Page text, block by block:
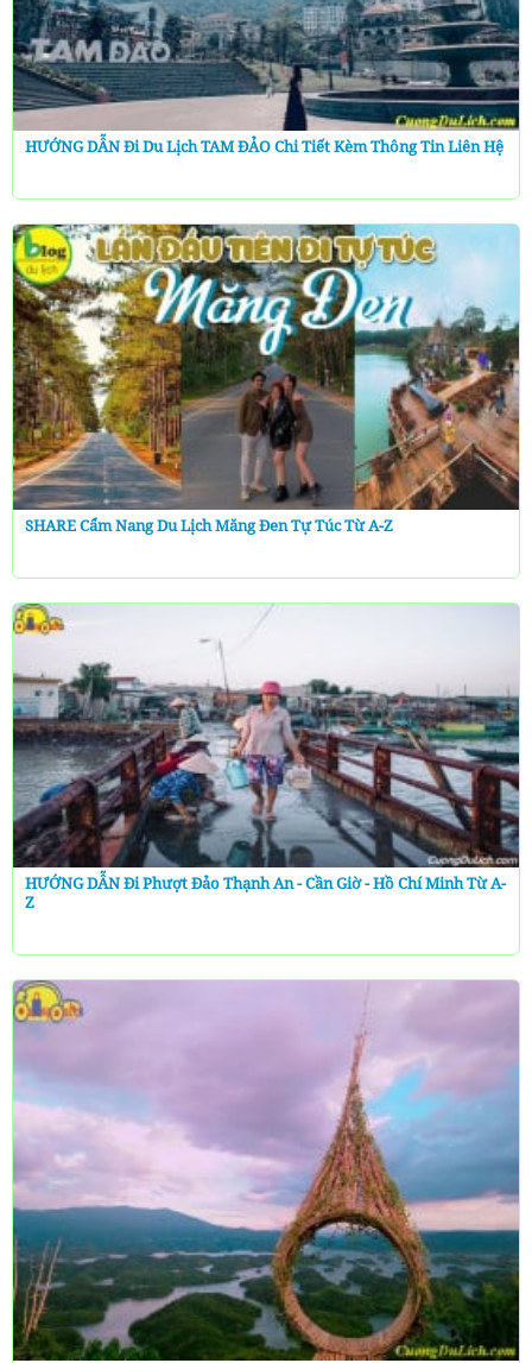
HƯỚNG DẪN Đi Du Lịch TAM ĐẢO Chi Tiết Kèm Thông Tin Liên Hệ
SHARE Cẩm Nang Du Lịch Măng Đen Tự Túc Từ A-Z
HƯỚNG DẪN Đi Phượt Đảo Thạnh An - Cần Giờ - Hồ Chí Minh Từ A-
Z